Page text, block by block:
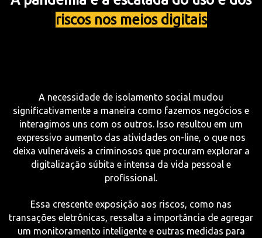
riscos nos meios digitais
A necessidade de isolamento social mudou
significativamente a maneira como fazemos negócios e
interagimos uns com os outros. Isso resultou em um
expressivo aumento das atividades on-line, o que nos
deixa vulneráveis ​​a criminosos que procuram explorar a
digitalização súbita e intensa da vida pessoal e
profissional.
Essa crescente exposição aos riscos, como nas
transações eletrônicas, ressalta a importância de agregar
um monitoramento inteligente e outras medidas para